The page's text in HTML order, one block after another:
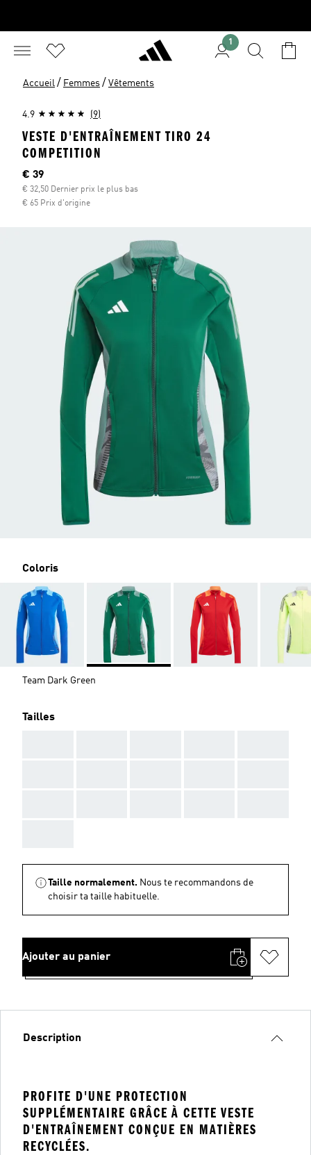
1
Accueil / Femmes / Vêtements
4.9 (9)
VESTE D'ENTRAÎNEMENT TIRO 24
COMPETITION
Current price
€ 39
€ 32,50 Dernier prix le plus bas
€ 65 Prix d'origine
Coloris
Team Dark Green
Tailles
Taille normalement. Nous te recommandons de
choisir ta taille habituelle.
Ajouter au panier
Description
PROFITE D'UNE PROTECTION
SUPPLÉMENTAIRE GRÂCE À CETTE VESTE
D'ENTRAÎNEMENT CONÇUE EN MATIÈRES
RECYCLÉES.